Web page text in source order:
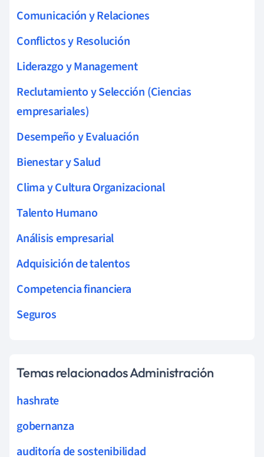
Comunicación y Relaciones
Conflictos y Resolución
Liderazgo y Management
Reclutamiento y Selección (Ciencias
empresariales)
Desempeño y Evaluación
Bienestar y Salud
Clima y Cultura Organizacional
Talento Humano
Análisis empresarial
Adquisición de talentos
Competencia financiera
Seguros
Temas relacionados Administración
hashrate
gobernanza
auditoría de sostenibilidad